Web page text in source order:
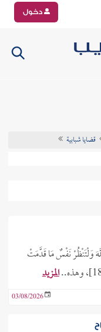
دخول
قضايا شبابية
وَلْتَنْظُرْ نَفْسٌ مَا قَدَّمَتْ
المزيد
03/08/2026